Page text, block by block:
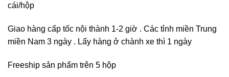
cái/hộp
Giao hàng cấp tốc nội thành 1-2 giờ . Các tỉnh miền Trung
miền Nam 3 ngày . Lấy hàng ở chành xe thì 1 ngày
Freeship sản phẩm trên 5 hộp